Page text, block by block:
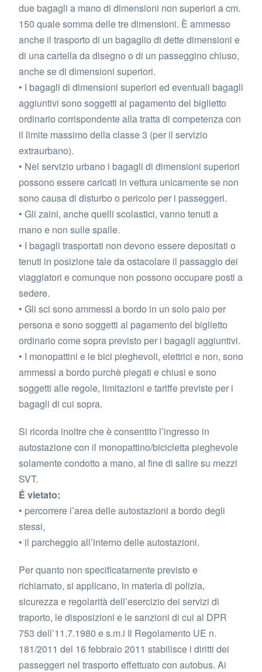
due bagagli a mano di dimensioni non superiori a cm.
150 quale somma delle tre dimensioni. È ammesso
anche il trasporto di un bagaglio di dette dimensioni e
di una cartella da disegno o di un passeggino chiuso,
anche se di dimensioni superiori.
• I bagagli di dimensioni superiori ed eventuali bagagli
aggiuntivi sono soggetti al pagamento del biglietto
ordinario corrispondente alla tratta di competenza con
il limite massimo della classe 3 (per il servizio
extraurbano).
• Nel servizio urbano i bagagli di dimensioni superiori
possono essere caricati in vettura unicamente se non
sono causa di disturbo o pericolo per i passeggeri.
• Gli zaini, anche quelli scolastici, vanno tenuti a
mano e non sulle spalle.
• I bagagli trasportati non devono essere depositati o
tenuti in posizione tale da ostacolare il passaggio dei
viaggiatori e comunque non possono occupare posti a
sedere.
• Gli sci sono ammessi a bordo in un solo paio per
persona e sono soggetti al pagamento del biglietto
ordinario come sopra previsto per i bagagli aggiuntivi.
• I monopattini e le bici pieghevoli, elettrici e non, sono
ammessi a bordo purchè piegati e chiusi e sono
soggetti alle regole, limitazioni e tariffe previste per i
bagagli di cui sopra.
Si ricorda inoltre che è consentito l’ingresso in
autostazione con il monopattino/bicicletta pieghevole
solamente condotto a mano, al fine di salire su mezzi
SVT.
É vietato:
• percorrere l’area delle autostazioni a bordo degli
stessi,
• il parcheggio all’interno delle autostazioni.
Per quanto non specificatamente previsto e
richiamato, si applicano, in materia di polizia,
sicurezza e regolarità dell’esercizio dei servizi di
traporto, le disposizioni e le sanzioni di cui al DPR
753 dell’11.7.1980 e s.m.i Il Regolamento UE n.
181/2011 del 16 febbraio 2011 stabilisce i diritti dei
passeggeri nel trasporto effettuato con autobus. Ai